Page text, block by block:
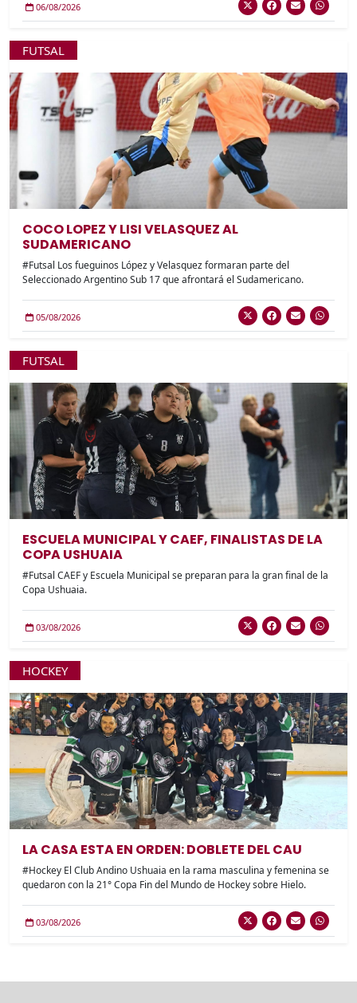
06/08/2026
FUTSAL
COCO LOPEZ Y LISI VELASQUEZ AL
SUDAMERICANO
#Futsal Los fueguinos López y Velasquez formaran parte del
Seleccionado Argentino Sub 17 que afrontará el Sudamericano.
05/08/2026
FUTSAL
ESCUELA MUNICIPAL Y CAEF, FINALISTAS DE LA
COPA USHUAIA
#Futsal CAEF y Escuela Municipal se preparan para la gran final de la
Copa Ushuaia.
03/08/2026
HOCKEY
LA CASA ESTA EN ORDEN: DOBLETE DEL CAU
#Hockey El Club Andino Ushuaia en la rama masculina y femenina se
quedaron con la 21° Copa Fin del Mundo de Hockey sobre Hielo.
03/08/2026